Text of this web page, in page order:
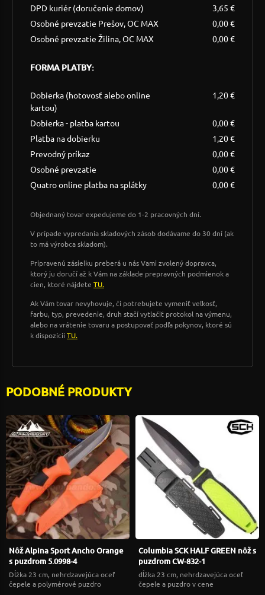
DPD kuriér (doručenie domov)
3,65 €
Osobné prevzatie Prešov, OC MAX
0,00 €
Osobné prevzatie Žilina, OC MAX
0,00 €
FORMA PLATBY:
Dobierka (hotovosť alebo online
kartou)
1,20 €
Dobierka - platba kartou
0,00 €
Platba na dobierku
1,20 €
Prevodný príkaz
0,00 €
Osobné prevzatie
0,00 €
Quatro online platba na splátky
0,00 €
Objednaný tovar expedujeme do 1-2 pracovných dní.
V prípade vypredania skladových zásob dodávame do 30 dní (ak
to má výrobca skladom).
Pripravenú zásielku preberá u nás Vami zvolený dopravca,
ktorý ju doručí až k Vám na základe prepravných podmienok a
cien, ktoré nájdete TU.
Ak Vám tovar nevyhovuje, či potrebujete vymeniť veľkosť,
farbu, typ, prevedenie, druh stačí vytlačiť protokol na výmenu,
alebo na vrátenie tovaru a postupovať podľa pokynov, ktoré sú
k dispozícii TU.
PODOBNÉ PRODUKTY
Nôž Alpina Sport Ancho Orange
s puzdrom 5.0998-4
Dĺžka 23 cm, nehrdzavejúca oceľ
čepele a polymérové puzdro
Columbia SCK HALF GREEN nôž s
puzdrom CW-832-1
dĺžka 23 cm, nehrdzavejúca oceľ
čepele a puzdro v cene